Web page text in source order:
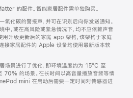
的配件。智能家居配件需单独购买。
氧化碳的警报声，并可在识别后向你发送通知。
中，或在高风险或紧急情况下，均不应依赖声音
用升级更新后的家庭 app 架构，该架构于家庭
接家居配件的 Apple 设备均使用最新版本软
场景进行了优化，即环境温度约为 15ºC 至
的场景。在长时间以高音量播放音频等情
mini 在启动后需要一定时间对传感器进